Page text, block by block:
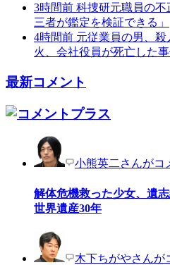
3時間前 科捜研元職員の
三者が鑑定を検証できる」
4時間前 元従業員の男、
火、会社役員が死亡した
最新コメント
小熊英二さんがコ
解体危機救った少女、遺
世界遺産30年
木下ちがやさんが